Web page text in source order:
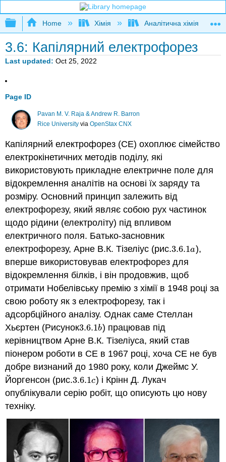
Expand/collapse global hierarchy
Home Хімія Аналітична хімія
3.6: Капілярний електрофорез
Last updated Oct 25, 2022
Page ID
Pavan M. V. Raja & Andrew R. Barron
Rice Universityvia OpenStax CNX
Капілярний електрофорез (СЕ) охоплює сімейство
електрокінетичних методів поділу, які
використовують прикладне електричне поле для
відокремлення аналітів на основі їх заряду та
розміру. Основний принцип залежить від
електрофорезу, який являє собою рух частинок
щодо рідини (електроліту) під впливом
електричного поля. Батько-засновник
електрофорезу, Арне В.К. Тізеліус (рис.3.6.1a
3.6.1a),
вперше використовував електрофорез для
відокремлення білків, і він продовжив, щоб
отримати Нобелівську премію з хімії в 1948 році за
свою роботу як з електрофорезу, так і
адсорбційного аналізу. Однак саме Стеллан
Хьєртен (Рисунок3.6.1b
3.6.1b) працював під
керівництвом Арне В.К. Тізеліуса, який став
піонером роботи в CE в 1967 році, хоча CE не був
добре визнаний до 1980 року, коли Джеймс У.
Йоргенсон (рис.3.6.1c
3.6.1c) і Крінн Д. Лукач
опублікували серію робіт, що описують цю нову
техніку.